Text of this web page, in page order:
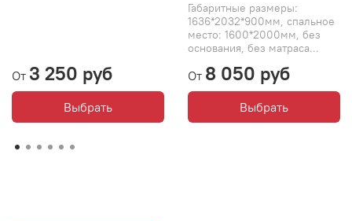
От 3 250 руб
Выбрать
Габаритные размеры:
1636*2032*900мм, спальное
место: 1600*2000мм, без
основания, без матраса...
От 8 050 руб
Выбрать